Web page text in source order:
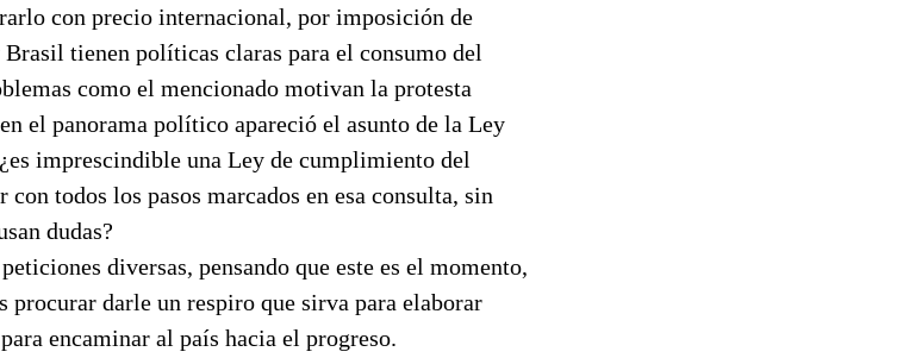
con precio internacional, por imposición de
tienen políticas claras para el consumo del
como el mencionado motivan la protesta
el panorama político apareció el asunto de la Ley
imprescindible una Ley de cumplimiento del
todos los pasos marcados en esa consulta, sin
dudas?
diversas, pensando que este es el momento,
procurar darle un respiro que sirva para elaborar
encaminar al país hacia el progreso.